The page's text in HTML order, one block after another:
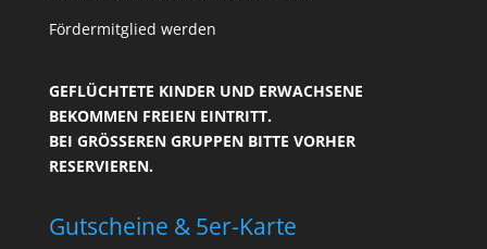
Fördermitglied werden
GEFLÜCHTETE KINDER UND ERWACHSENE
BEKOMMEN FREIEN EINTRITT.
BEI GRÖSSEREN GRUPPEN BITTE VORHER R
ESERVIEREN.
Gutscheine & 5er-Karte